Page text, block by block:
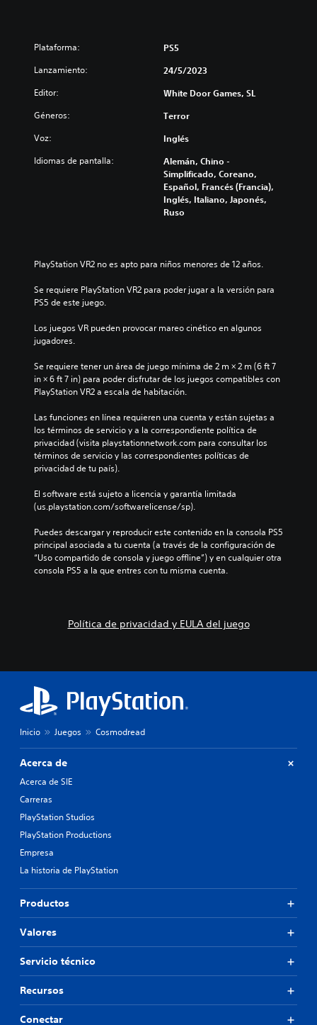
Plataforma: PS5
Lanzamiento: 24/5/2023
Editor: White Door Games, SL
Géneros: Terror
Voz: Inglés
Idiomas de pantalla:
Alemán, Chino -
Simplificado, Coreano,
Español, Francés (Francia),
Inglés, Italiano, Japonés,
Ruso
PlayStation VR2 no es apto para niños menores de 12 años.
Se requiere PlayStation VR2 para poder jugar a la versión para
PS5 de este juego.
Los juegos VR pueden provocar mareo cinético en algunos
jugadores.
Se requiere tener un área de juego mínima de 2 m × 2 m (6 ft 7
in × 6 ft 7 in) para poder disfrutar de los juegos compatibles con
PlayStation VR2 a escala de habitación.
Las funciones en línea requieren una cuenta y están sujetas a
los términos de servicio y a la correspondiente política de
privacidad (visita playstationnetwork.com para consultar los
términos de servicio y las correspondientes políticas de
privacidad de tu país).
El software está sujeto a licencia y garantía limitada
(us.playstation.com/softwarelicense/sp).
Puedes descargar y reproducir este contenido en la consola PS5
principal asociada a tu cuenta (a través de la configuración de
“Uso compartido de consola y juego offline”) y en cualquier otra
consola PS5 a la que entres con tu misma cuenta.
Política de privacidad y EULA del juego
Inicio Juegos Cosmodread
Acerca de
Acerca de SIE
Carreras
PlayStation Studios
PlayStation Productions
Empresa
La historia de PlayStation
Productos
Valores
Servicio técnico
Recursos
Conectar